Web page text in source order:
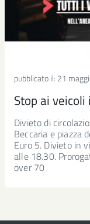
pubblicato il: 21
Stop ai
Divieto di
Beccaria e piazza
Euro 5. Divieto in
alle 18.30.
over 70